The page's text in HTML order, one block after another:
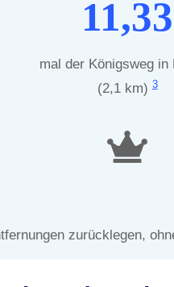
11,33
mal der Königsweg in
(2,1 km)3
zurücklegen,